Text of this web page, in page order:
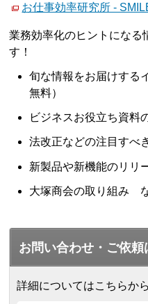
お仕事効率研究所 -
業務効率化のヒントになる
す！
旬な情報をお届けする
無料）
ビジネスお役立ち資料
法改正などの注目すべ
新製品や新機能のリリ
大塚商会の取り組み
お問い合わせ・ご依頼
詳細についてはこちらか